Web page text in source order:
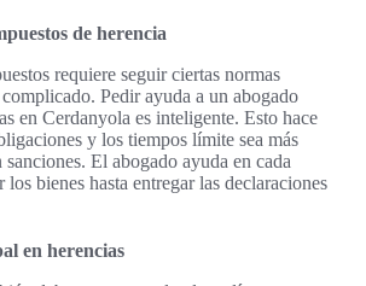
de herencia
requiere seguir ciertas normas
Pedir ayuda a un abogado
en Cerdanyola es inteligente. Esto hace
y los tiempos límite sea más
El abogado ayuda en cada
los bienes hasta entregar las declaraciones
en herencias